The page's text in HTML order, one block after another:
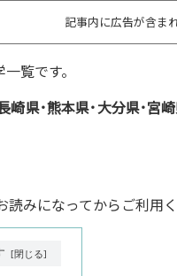
記事内に広告が含ま
覧です。
崎県･熊本県･大分県･宮
みになってからご利用く